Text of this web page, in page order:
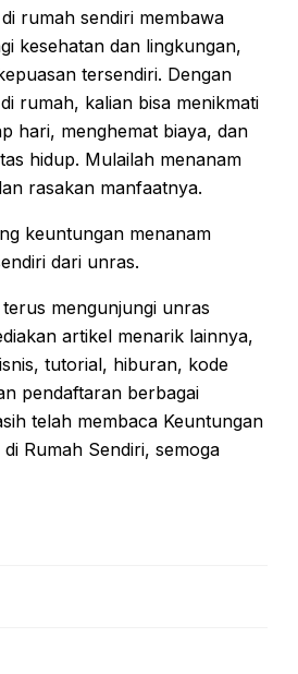
rumah sendiri membawa
kesehatan dan lingkungan,
tersendiri. Dengan
rumah, kalian bisa menikmati
hari, menghemat biaya, dan
hidup. Mulailah menanam
rasakan manfaatnya.
keuntungan menanam
dari unras.
mengunjungi unras
artikel menarik lainnya,
tutorial, hiburan, kode
pendaftaran berbagai
telah membaca Keuntungan
Rumah Sendiri, semoga